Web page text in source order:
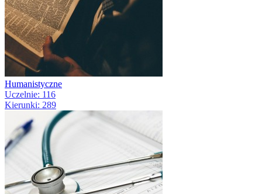
Humanistyczne
Uczelnie: 116
Kierunki: 289